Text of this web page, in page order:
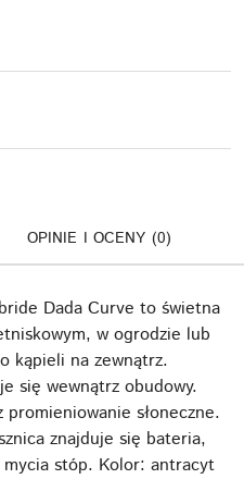
OPINIE I OCENY (0)
Dada Curve to świetna
w ogrodzie lub
kąpieli na zewnątrz.
się wewnątrz obudowy.
słoneczne.
znajduje się bateria,
stóp. Kolor: antracyt